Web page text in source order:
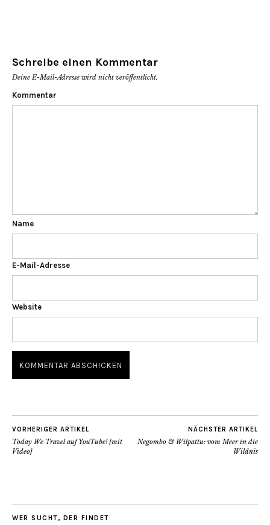
Schreibe einen Kommentar
Deine E-Mail-Adresse wird nicht veröffentlicht.
Kommentar
Name
E-Mail-Adresse
Website
VORHERIGER ARTIKEL
Today We Travel auf YouTube! {mit
Video}
NÄCHSTER ARTIKEL
Negombo & Wilpattu: vom Meer in die
Wildnis
WER SUCHT, DER FINDET